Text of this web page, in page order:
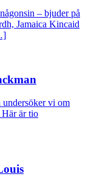
– bjuder på
Jamaica Kincaid
vi om
Här är tio